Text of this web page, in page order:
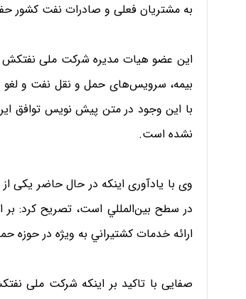
به مشتریان فعلی و صادرات نفت کشور
این عضو هیات مدیره شرکت ملی نفتکش
بیمه، سرویس‌های حمل و نقل نفت و لغو
نشده است.
وی با یادآوری اینکه در حال حاضر یکی
در سطح بين‌المللي است، تصریح کرد:
ارائه خدمات كشتيراني به ویژه در حوزه
صفایی با تاکید بر اینکه شرکت ملی